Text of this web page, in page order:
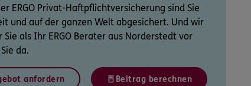
ERGO Privat-Haftpflichtversicherung sind Sie
und auf der ganzen Welt abgesichert. Und wir
Sie als Ihr ERGO Berater aus Norderstedt vor
da.
anfordern Beitrag berechnen